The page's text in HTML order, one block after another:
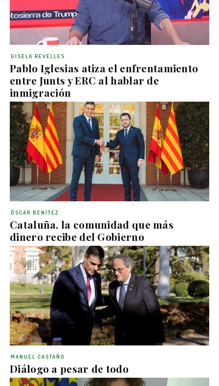
Pablo Iglesias atiza el enfrentamiento
entre Junts y ERC al hablar de
inmigración
GISELA REVELLES
Cataluña, la comunidad que más
dinero recibe del Gobierno
ÓSCAR BENÍTEZ
Diálogo a pesar de todo
MANUEL CASTAÑO